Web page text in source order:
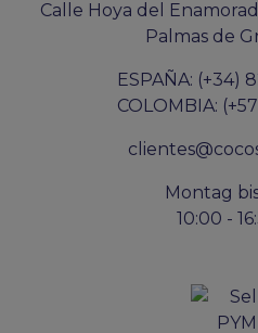
Calle Hoya del
Palmas de
ESPAÑA: (+34)
COLOMBIA:
Montag
10:00 -